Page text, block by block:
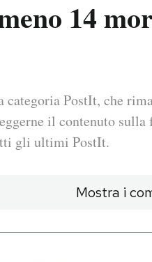
14
categoria PostIt, che
il contenuto
gli ultimi PostIt.
Mostra i